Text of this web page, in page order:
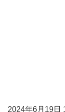
2024年6月19日